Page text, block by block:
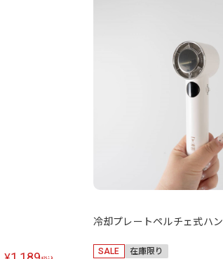
冷却プレートペルチェ式ハ
SALE 在庫限り